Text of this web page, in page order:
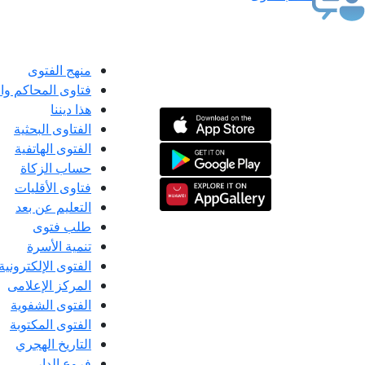
منهج الفتوى
فتاوى المحاكم
هذا ديننا
الفتاوى البحثية
الفتوى الهاتفية
حساب الزكاة
فتاوى الأقليات
التعليم عن بعد
طلب فتوى
تنمية الأسرة
الفتوى الإلكترونية
المركز الإعلامى
الفتوى الشفوية
الفتوى المكتوبة
التاريخ الهجري